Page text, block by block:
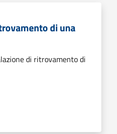
di una
di ritrovamento di